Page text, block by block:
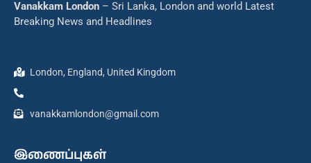
Vanakkam London – Sri Lanka, London and world Latest
Breaking News and Headlines
London, England, United Kingdom
vanakkamlondon@gmail.com
இணைப்புகள்